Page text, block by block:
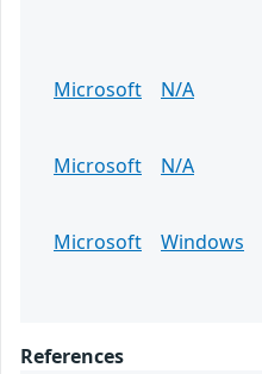
Microsoft
N/A
Microsoft
N/A
Microsoft
Windows
References